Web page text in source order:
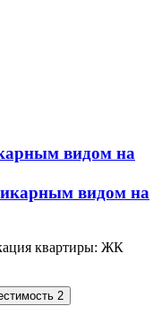
видом на
квартиры: ЖК
2